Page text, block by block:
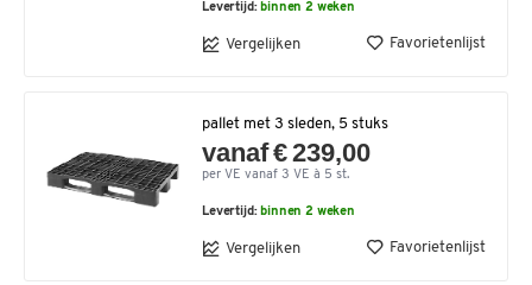
Levertijd: binnen 2 weken
Vergelijken Favorietenlijst
pallet met 3 sleden, 5 stuks
vanaf € 239,00
per VE vanaf 3 VE à 5 st.
Levertijd: binnen 2 weken
Vergelijken Favorietenlijst